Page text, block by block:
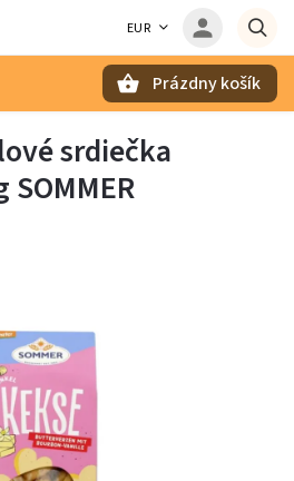
EUR
Prázdny košík
srdiečka
SOMMER